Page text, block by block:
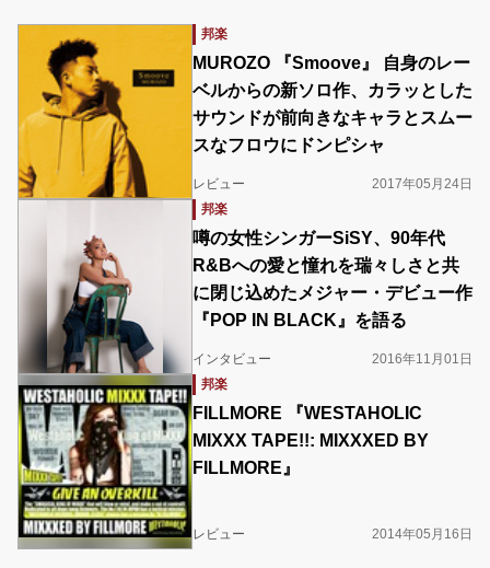
邦楽
MUROZO 『Smoove』 自身のレー
ベルからの新ソロ作、カラッとした
サウンドが前向きなキャラとスムー
スなフロウにドンピシャ
レビュー
2017年05月24日
邦楽
噂の女性シンガーSiSY、90年代
R&Bへの愛と憧れを瑞々しさと共
に閉じ込めたメジャー・デビュー作
『POP IN BLACK』を語る
インタビュー
2016年11月01日
邦楽
FILLMORE 『WESTAHOLIC
MIXXX TAPE!!: MIXXXED BY
FILLMORE』
レビュー 2014年05月16日